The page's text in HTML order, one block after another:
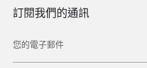
訂閱我們的通訊